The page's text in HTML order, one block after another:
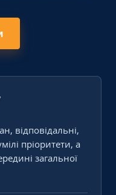
відповідальні,
пріоритети, а
загальної